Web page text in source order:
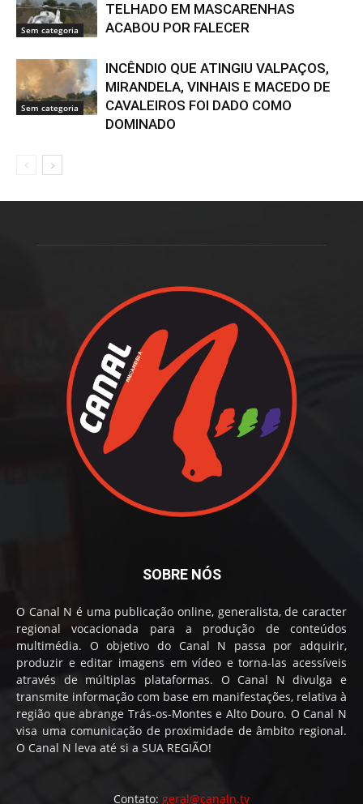
Sem categoria
TELHADO EM MASCARENHAS
ACABOU POR FALECER
Sem categoria
INCÊNDIO QUE ATINGIU VALPAÇOS,
MIRANDELA, VINHAIS E MACEDO DE
CAVALEIROS FOI DADO COMO
DOMINADO
SOBRE NÓS
O Canal N é uma publicação online, generalista, de caracter
regional vocacionada para a produção de conteúdos
multimédia. O objetivo do Canal N passa por adquirir,
produzir e editar imagens em vídeo e torna-las acessíveis
através de múltiplas plataformas. O Canal N divulga e
transmite informação com base em manifestações, relativa à
região que abrange Trás-os-Montes e Alto Douro. O Canal N
visa uma comunicação de proximidade de âmbito regional.
O Canal N leva até si a SUA REGIÃO!
Contato: geral@canaln.tv